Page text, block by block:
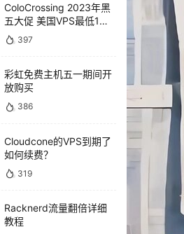
ColoCrossing 2023年黑
五大促 美国VPS最低1年
仅需10美元
397
彩虹免费主机五一期间开
放购买
386
Cloudcone的VPS到期了
如何续费？
319
Racknerd流量翻倍详细
教程